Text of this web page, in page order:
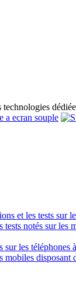
et les tests sur
tests notés sur
les téléphones
mobiles